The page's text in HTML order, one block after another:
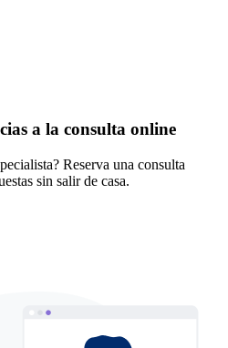
a la consulta online
Reserva una consulta
sin salir de casa.